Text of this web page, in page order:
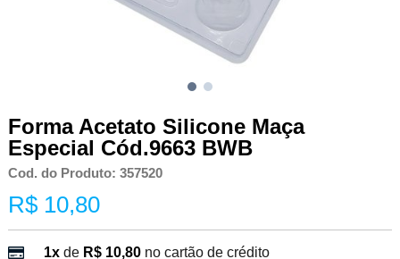
Forma Acetato Silicone Maça
Especial Cód.9663 BWB
Cod. do Produto: 357520
R$ 10,80
1xde R$ 10,80 no cartão de crédito